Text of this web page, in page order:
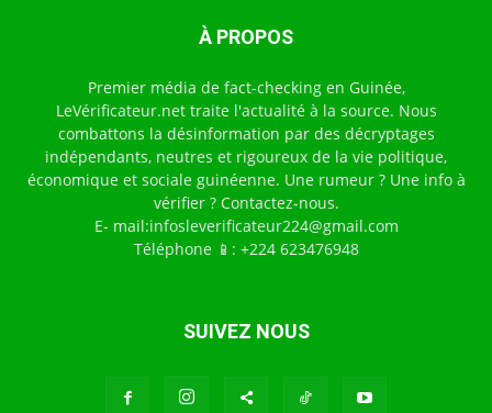
À PROPOS
Premier média de fact-checking en Guinée,
LeVérificateur.net traite l'actualité à la source. Nous
combattons la désinformation par des décryptages
indépendants, neutres et rigoureux de la vie politique,
économique et sociale guinéenne. Une rumeur ? Une info à
vérifier ? Contactez-nous.
E- mail:infosleverificateur224@gmail.com
Téléphone 📱: +224 623476948
SUIVEZ NOUS